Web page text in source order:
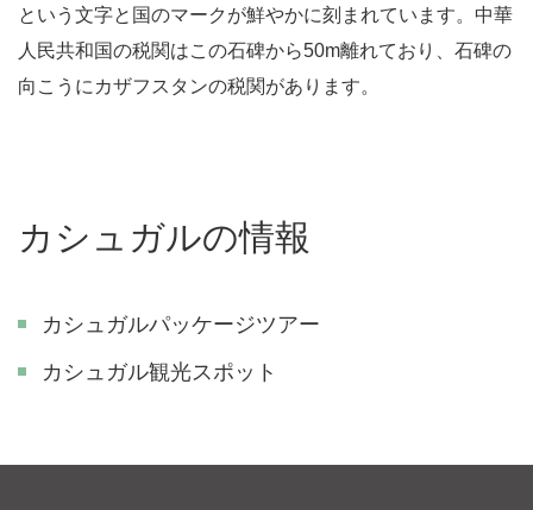
という文字と国のマークが鮮やかに刻まれています。中華
人民共和国の税関はこの石碑から50m離れており、石碑の
向こうにカザフスタンの税関があります。
カシュガルの情報
カシュガルパッケージツアー
カシュガル観光スポット